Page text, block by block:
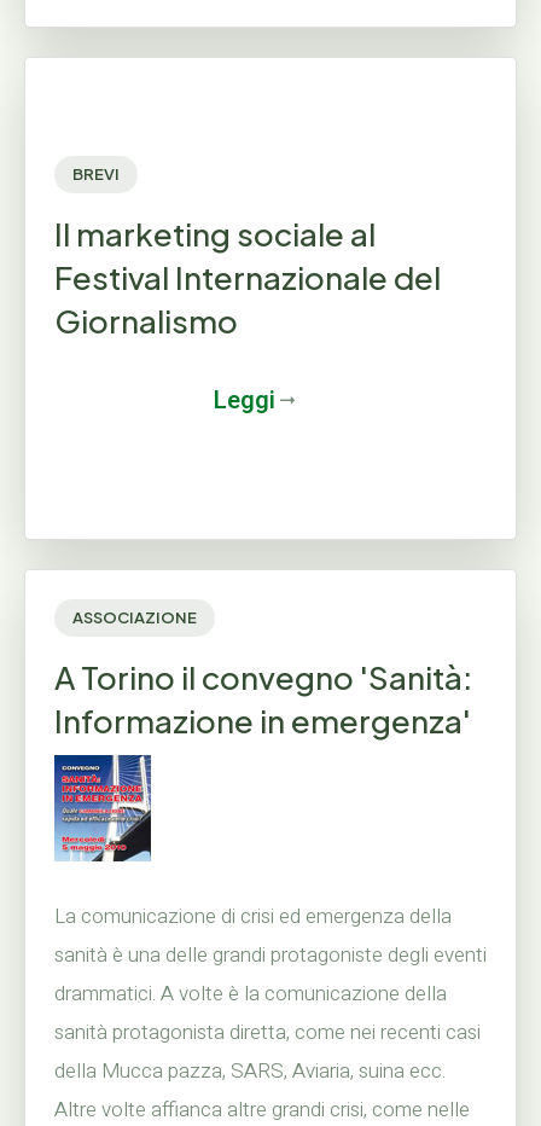
BREVI
Il marketing sociale al
Festival Internazionale del
Giornalismo
Leggi
ASSOCIAZIONE
A Torino il convegno 'Sanità:
Informazione in emergenza'
La comunicazione di crisi ed emergenza della
sanità è una delle grandi protagoniste degli eventi
drammatici. A volte è la comunicazione della
sanità protagonista diretta, come nei recenti casi
della Mucca pazza, SARS, Aviaria, suina ecc.
Altre volte affianca altre grandi crisi, come nelle